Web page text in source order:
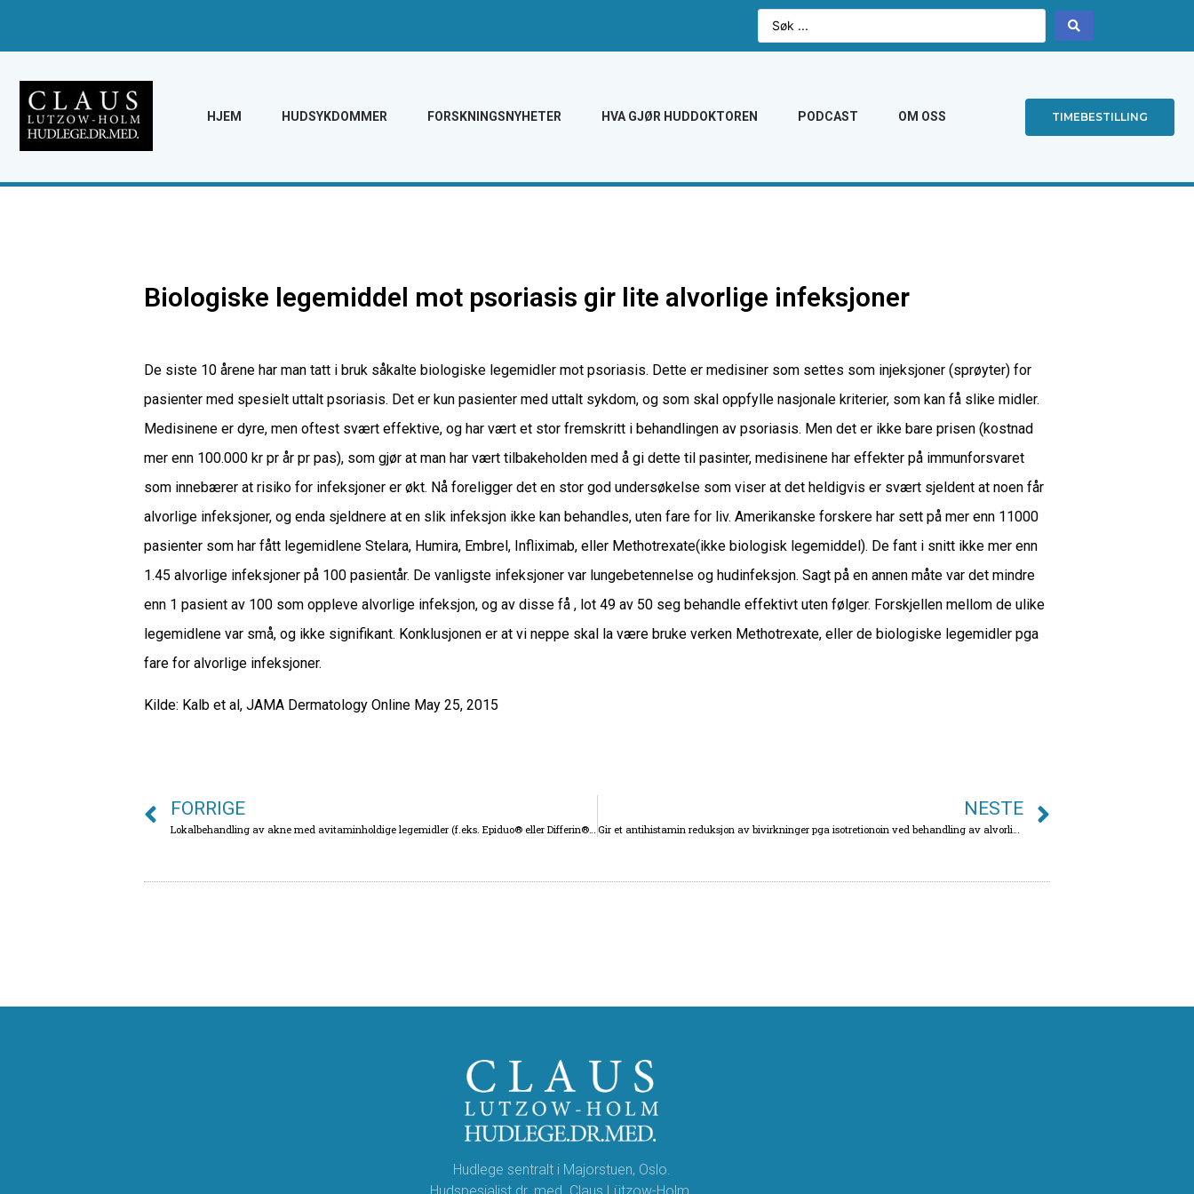
HJEM HUDSYKDOMMER FORSKNINGSNYHETER HVA GJØR HUDDOKTOREN PODCAST OM OSS TIMEBESTILLING
Biologiske legemiddel mot psoriasis gir lite alvorlige infeksjoner
De siste 10 årene har man tatt i bruk såkalte biologiske legemidler mot psoriasis. Dette er medisiner som settes som injeksjoner (sprøyter) for
pasienter med spesielt uttalt psoriasis. Det er kun pasienter med uttalt sykdom, og som skal oppfylle nasjonale kriterier, som kan få slike midler.
Medisinene er dyre, men oftest svært effektive, og har vært et stor fremskritt i behandlingen av psoriasis. Men det er ikke bare prisen (kostnad
mer enn 100.000 kr pr år pr pas), som gjør at man har vært tilbakeholden med å gi dette til pasinter, medisinene har effekter på immunforsvaret
som innebærer at risiko for infeksjoner er økt. Nå foreligger det en stor god undersøkelse som viser at det heldigvis er svært sjeldent at noen får
alvorlige infeksjoner, og enda sjeldnere at en slik infeksjon ikke kan behandles, uten fare for liv. Amerikanske forskere har sett på mer enn 11000
pasienter som har fått legemidlene Stelara, Humira, Embrel, Infliximab, eller Methotrexate(ikke biologisk legemiddel). De fant i snitt ikke mer enn
1.45 alvorlige infeksjoner på 100 pasientår. De vanligste infeksjoner var lungebetennelse og hudinfeksjon. Sagt på en annen måte var det mindre
enn 1 pasient av 100 som oppleve alvorlige infeksjon, og av disse få , lot 49 av 50 seg behandle effektivt uten følger. Forskjellen mellom de ulike
legemidlene var små, og ikke signifikant. Konklusjonen er at vi neppe skal la være bruke verken Methotrexate, eller de biologiske legemidler pga
fare for alvorlige infeksjoner.
Kilde: Kalb et al, JAMA Dermatology Online May 25, 2015
FORRIGE NESTE
Hudlege sentralt i Majorstuen, Oslo.